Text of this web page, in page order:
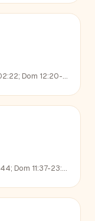
Dom 12:20-23:23
Dom 11:37-23:15